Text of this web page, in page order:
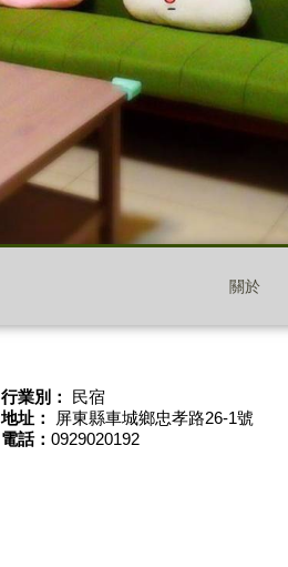
關於
行業別：
民宿
地址：
屏東縣車城鄉忠孝路26-1號
電話： 0929020192